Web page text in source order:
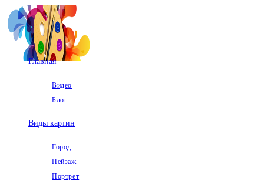
Перейти
к
содержимому
Главная
Видео
Блог
Виды картин
Город
Пейзаж
Портрет